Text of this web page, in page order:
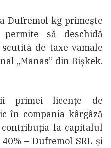
Dufremol kg primește
să deschidă
de taxe vamale
„Manas” din Bișkek.
primei licențe de
în compania kârgâză
la capitalul
– Dufremol SRL și